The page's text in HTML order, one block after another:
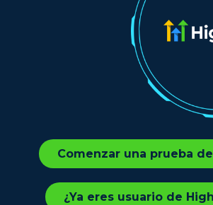
Comenzar una prueba
¿Ya eres usuario de